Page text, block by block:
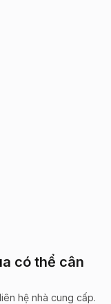
có thể cân
hệ nhà cung cấp.